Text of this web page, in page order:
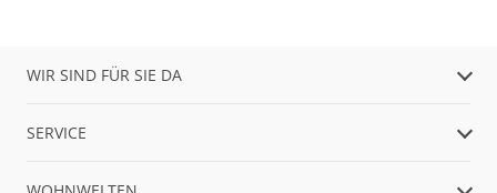
WIR SIND FÜR SIE DA
SERVICE